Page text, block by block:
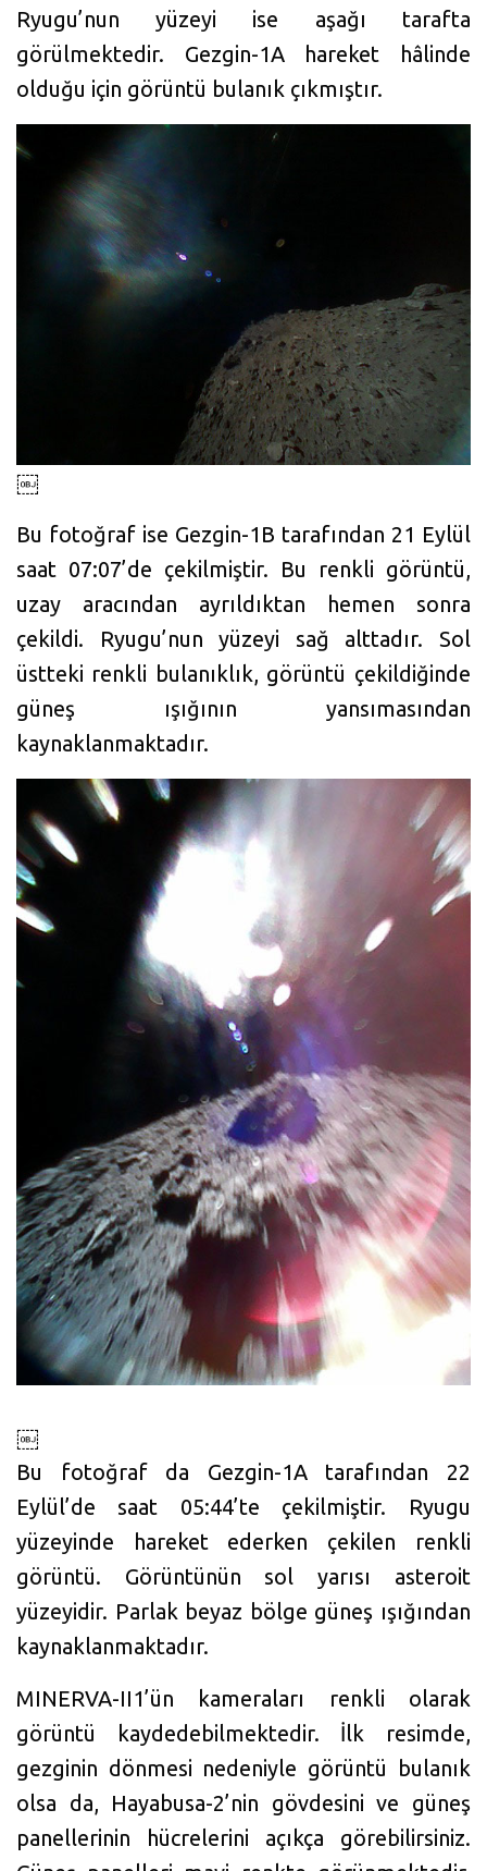
Ryugu’nun yüzeyi ise aşağı tarafta
görülmektedir. Gezgin-1A hareket hâlinde
olduğu için görüntü bulanık çıkmıştır.
￼
Bu fotoğraf ise Gezgin-1B tarafından 21 Eylül
saat 07:07’de çekilmiştir. Bu renkli görüntü,
uzay aracından ayrıldıktan hemen sonra
çekildi. Ryugu’nun yüzeyi sağ alttadır. Sol
üstteki renkli bulanıklık, görüntü çekildiğinde
güneş ışığının yansımasından
kaynaklanmaktadır.
￼
Bu fotoğraf da Gezgin-1A tarafından 22
Eylül’de saat 05:44’te çekilmiştir. Ryugu
yüzeyinde hareket ederken çekilen renkli
görüntü. Görüntünün sol yarısı asteroit
yüzeyidir. Parlak beyaz bölge güneş ışığından
kaynaklanmaktadır.
MINERVA-II1’ün kameraları renkli olarak
görüntü kaydedebilmektedir. İlk resimde,
gezginin dönmesi nedeniyle görüntü bulanık
olsa da, Hayabusa-2’nin gövdesini ve güneş
panellerinin hücrelerini açıkça görebilirsiniz.